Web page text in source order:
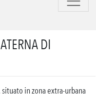
DI
in zona extra-urbana